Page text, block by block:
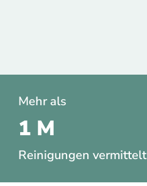
Mehr als
1 M
Reinigungen vermittelt